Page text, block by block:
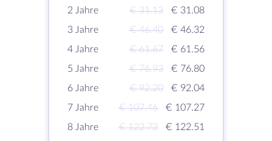
2 Jahre
€ 31.13
€ 31.08
3 Jahre
€ 46.40
€ 46.32
4 Jahre
€ 61.67
€ 61.56
5 Jahre
€ 76.93
€ 76.80
6 Jahre
€ 92.20
€ 92.04
7 Jahre
€ 107.46
€ 107.27
8 Jahre
€ 122.73
€ 122.51